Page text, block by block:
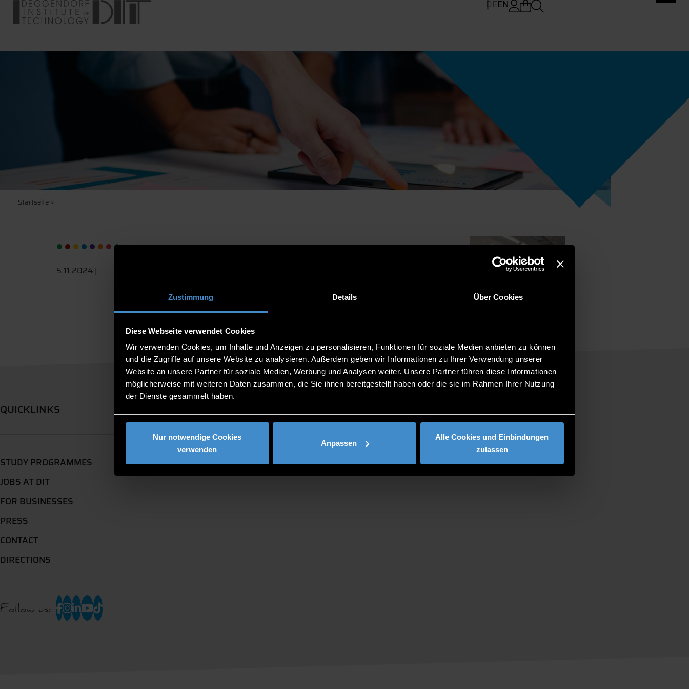
Zustimmung Details Über Cookies
Diese Webseite verwendet Cookies
Wir verwenden Cookies, um Inhalte und Anzeigen zu personalisieren, Funktionen für soziale Medien anbieten zu können
und die Zugriffe auf unsere Website zu analysieren. Außerdem geben wir Informationen zu Ihrer Verwendung unserer
Website an unsere Partner für soziale Medien, Werbung und Analysen weiter. Unsere Partner führen diese Informationen
möglicherweise mit weiteren Daten zusammen, die Sie ihnen bereitgestellt haben oder die sie im Rahmen Ihrer Nutzung
der Dienste gesammelt haben.
Nur notwendige Cookies
verwenden
Anpassen
Alle Cookies und Einbindungen
zulassen
DEEN
Startseite>
5.11.2024 |
QUICKLINKS
STUDY PROGRAMMES
JOBS AT DIT
FOR BUSINESSES
PRESS
CONTACT
DIRECTIONS
Follow us: